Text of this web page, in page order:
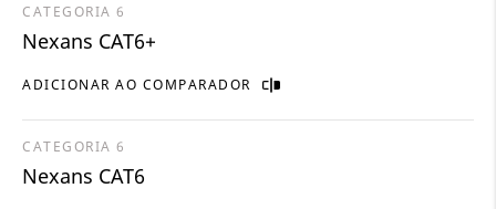
ADICIONAR AO COMPARADOR
CATEGORIA 6
Nexans CAT6+
CATEGORIA 6
Nexans CAT6